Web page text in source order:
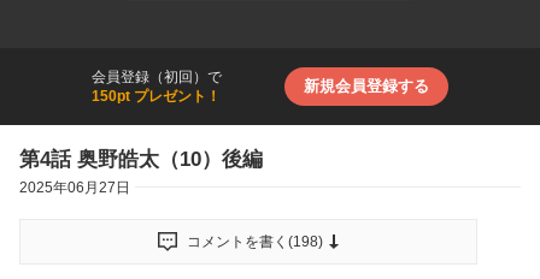
会員登録（初回）で
150pt プレゼント！
新規会員登録する
第4話 奥野皓太（10）後編
2025年06月27日
コメントを書く(198)